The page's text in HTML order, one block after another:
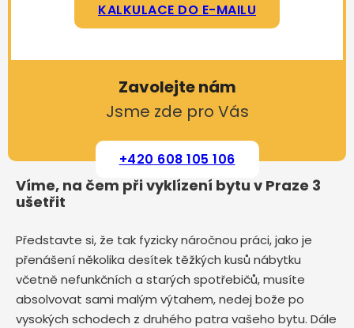
KALKULACE DO E-MAILU
Zavolejte nám
Jsme zde pro Vás
+420 608 105 106
Víme, na čem při vyklízení bytu v Praze 3
ušetřit
Představte si, že tak fyzicky náročnou práci, jako je
přenášení několika desítek těžkých kusů nábytku
včetně nefunkčních a starých spotřebičů, musíte
absolvovat sami malým výtahem, nedej bože po
vysokých schodech z druhého patra vašeho bytu. Dále